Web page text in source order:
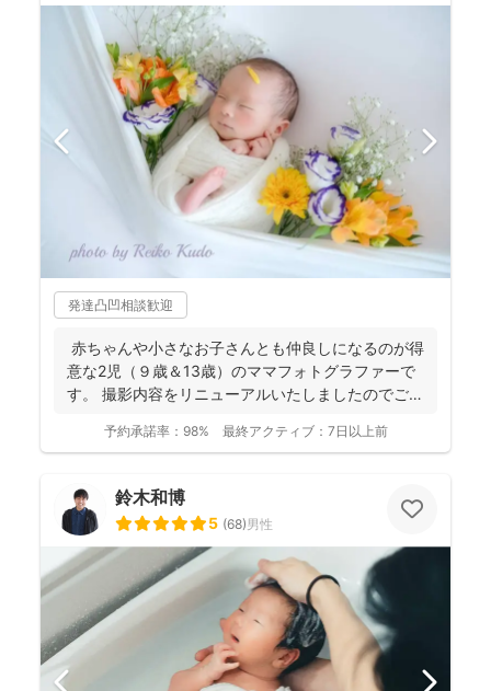
発達凸凹相談歓迎
赤ちゃんや小さなお子さんとも仲良しになるのが得
意な2児（９歳＆13歳）のママフォトグラファーで
す。 撮影内容をリニューアルいたしましたのでご案
予約承諾率： 98% 最終アクティブ： 7日以上前
鈴木和博
5 (68)男性